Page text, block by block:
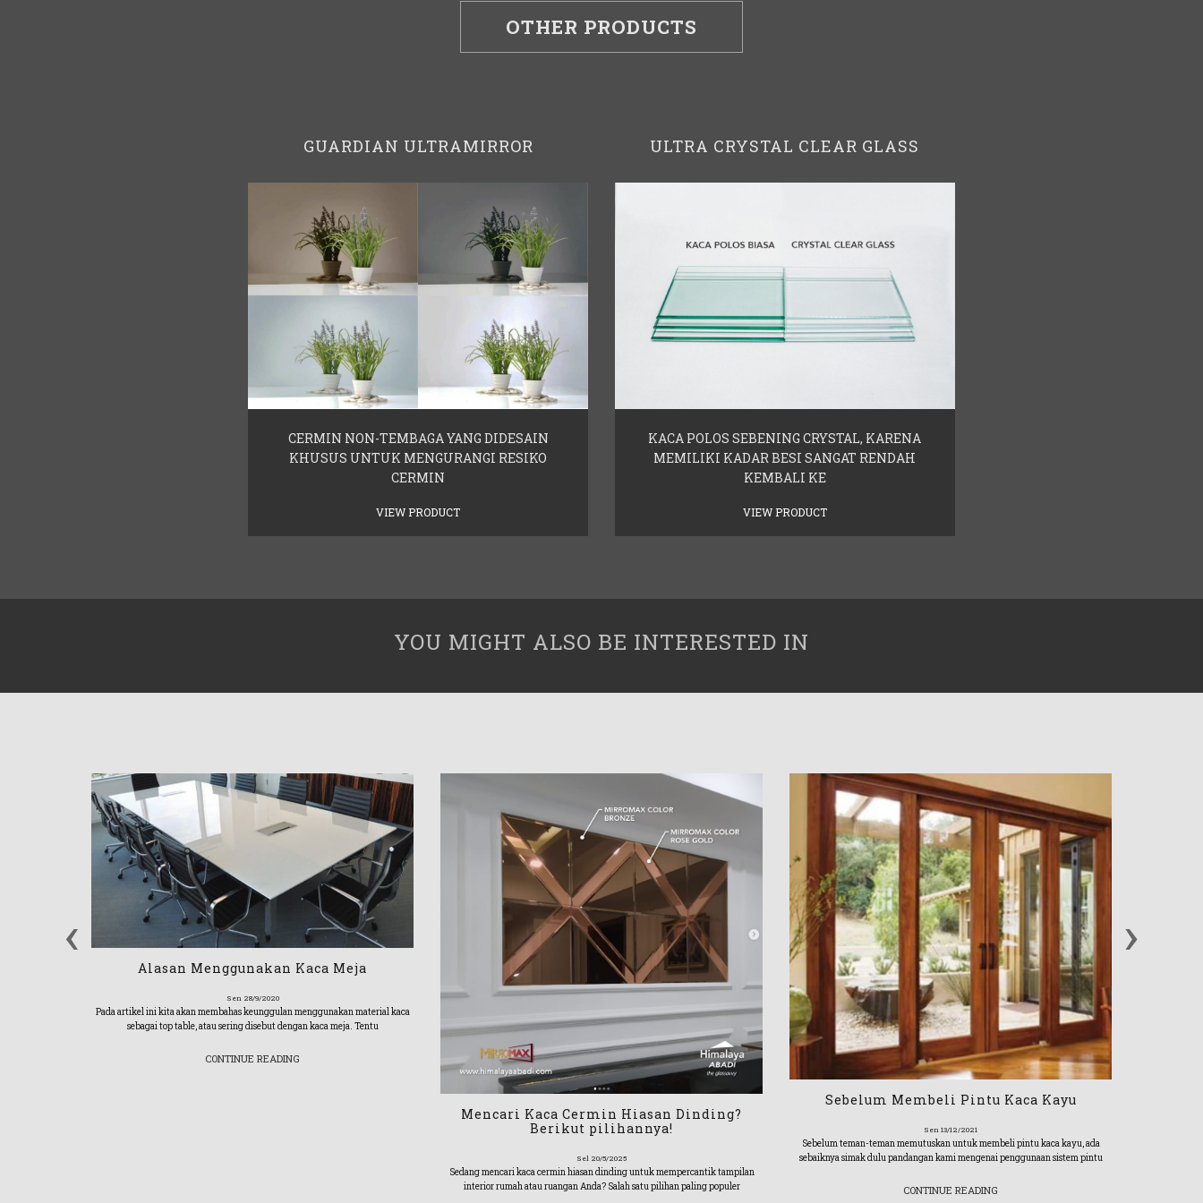
OTHER PRODUCTS
GUARDIAN ULTRAMIRROR
CERMIN NON-TEMBAGA YANG DIDESAIN
KHUSUS UNTUK MENGURANGI RESIKO
CERMIN
VIEW PRODUCT
ULTRA CRYSTAL CLEAR GLASS
KACA POLOS SEBENING CRYSTAL, KARENA
MEMILIKI KADAR BESI SANGAT RENDAH
KEMBALI KE
VIEW PRODUCT
YOU MIGHT ALSO BE INTERESTED IN
Alasan Menggunakan Kaca Meja
Sen 28/9/2020
Pada artikel ini kita akan membahas keunggulan menggunakan material kaca
sebagai top table, atau sering disebut dengan kaca meja. Tentu
CONTINUE READING
Mencari Kaca Cermin Hiasan Dinding?
Berikut pilihannya!
Sel 20/5/2025
Sedang mencari kaca cermin hiasan dinding untuk mempercantik tampilan
interior rumah atau ruangan Anda? Salah satu pilihan paling populer
Sebelum Membeli Pintu Kaca Kayu
Sen 13/12/2021
Sebelum teman-teman memutuskan untuk membeli pintu kaca kayu, ada
sebaiknya simak dulu pandangan kami mengenai penggunaan sistem pintu
CONTINUE READING
‹ ›